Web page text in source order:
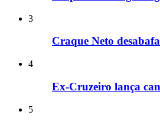
3
Craque Neto
4
Ex-Cruzeiro lança
5